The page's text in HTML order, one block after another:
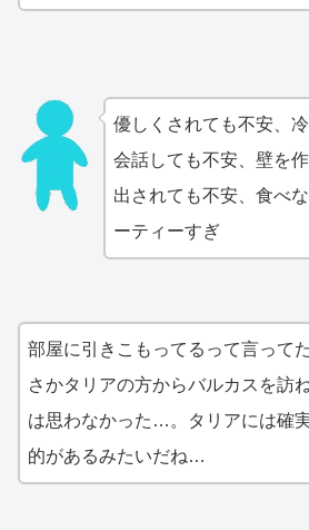
優しくされても不安、
会話しても不安、壁を
出されても不安、食べ
ーティーすぎ
部屋に引きこもってるって言って
さかタリアの方からバルカスを訪
は思わなかった…。タリアには確
的があるみたいだね…